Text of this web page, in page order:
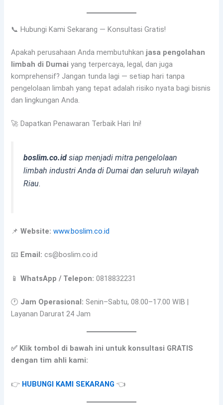
📞 Hubungi Kami Sekarang — Konsultasi Gratis!
Apakah perusahaan Anda membutuhkan jasa pengolahan
limbah di Dumai yang terpercaya, legal, dan juga
komprehensif? Jangan tunda lagi — setiap hari tanpa
pengelolaan limbah yang tepat adalah risiko nyata bagi bisnis
dan lingkungan Anda.
🚀 Dapatkan Penawaran Terbaik Hari Ini!
boslim.co.id siap menjadi mitra pengelolaan
limbah industri Anda di Dumai dan seluruh wilayah
Riau.
📌Website: www.boslim.co.id
📧 Email: cs@boslim.co.id
📱WhatsApp / Telepon: 0818832231
🕐 Jam Operasional: Senin–Sabtu, 08.00–17.00 WIB |
Layanan Darurat 24 Jam
✅ Klik tombol di bawah ini untuk konsultasi GRATIS
dengan tim ahli kami:
👉 HUBUNGI KAMI SEKARANG 👈